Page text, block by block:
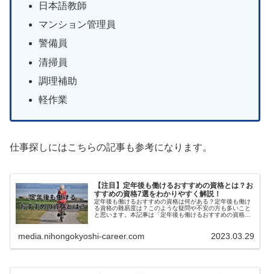
日本語教師
マンション管理員
警備員
清掃員
調理補助
軽作業
仕事探しにはこちらの記事も参考になります。
【注目】定年後も働けるおすすめの資格とは？お
すすめの資格7選をわかりやすく解説！
定年後も働けるおすすめの資格は何がある？定年後も働け
る資格の難易度は？このような疑問や不安の方も多いこと
と思います。本記事は「定年後も働けるおすすめの資格や
media.nihongokyoshi-career.com 2023.03.29